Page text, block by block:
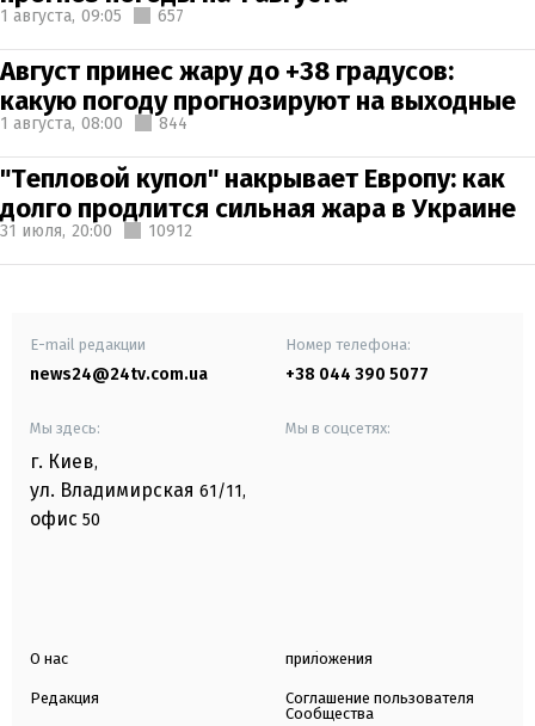
1 августа, 09:05 657
Август принес жару до +38 градусов:
какую погоду прогнозируют на выходные
1 августа, 08:00 844
"Тепловой купол" накрывает Европу: как
долго продлится сильная жара в Украине
31 июля, 20:00 10912
E-mail редакции
news24@24tv.com.ua
Номер телефона:
+38 044 390 5077
Мы здесь:
г. Киев,
ул. Владимирская 61/11,
офис 50
Мы в соцсетях:
О нас
Редакция
приложения
Соглашение пользователя
Сообщества